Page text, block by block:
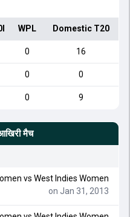
WPL Domestic T20
0 16
0 0
0 9
मैच
vs West Indies Women
on Jan 31, 2013